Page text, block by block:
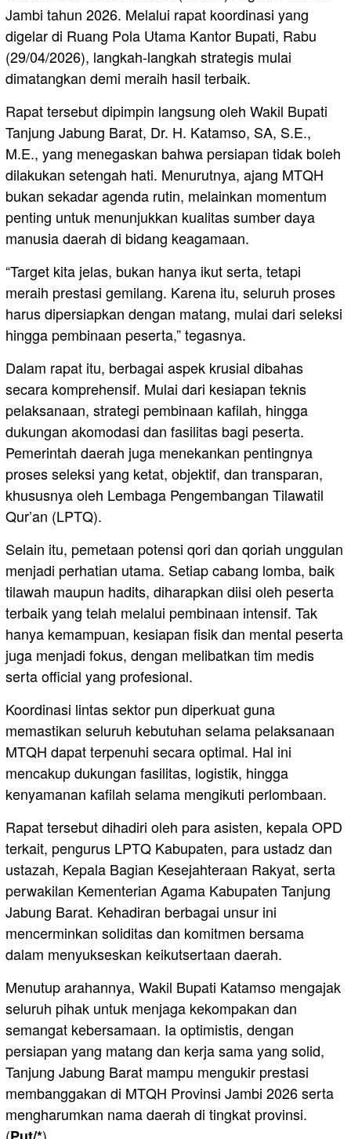
Jambi tahun 2026. Melalui rapat koordinasi yang
digelar di Ruang Pola Utama Kantor Bupati, Rabu
(29/04/2026), langkah-langkah strategis mulai
dimatangkan demi meraih hasil terbaik.
Rapat tersebut dipimpin langsung oleh Wakil Bupati
Tanjung Jabung Barat, Dr. H. Katamso, SA, S.E.,
M.E., yang menegaskan bahwa persiapan tidak boleh
dilakukan setengah hati. Menurutnya, ajang MTQH
bukan sekadar agenda rutin, melainkan momentum
penting untuk menunjukkan kualitas sumber daya
manusia daerah di bidang keagamaan.
“Target kita jelas, bukan hanya ikut serta, tetapi
meraih prestasi gemilang. Karena itu, seluruh proses
harus dipersiapkan dengan matang, mulai dari seleksi
hingga pembinaan peserta,” tegasnya.
Dalam rapat itu, berbagai aspek krusial dibahas
secara komprehensif. Mulai dari kesiapan teknis
pelaksanaan, strategi pembinaan kafilah, hingga
dukungan akomodasi dan fasilitas bagi peserta.
Pemerintah daerah juga menekankan pentingnya
proses seleksi yang ketat, objektif, dan transparan,
khususnya oleh Lembaga Pengembangan Tilawatil
Qur’an (LPTQ).
Selain itu, pemetaan potensi qori dan qoriah unggulan
menjadi perhatian utama. Setiap cabang lomba, baik
tilawah maupun hadits, diharapkan diisi oleh peserta
terbaik yang telah melalui pembinaan intensif. Tak
hanya kemampuan, kesiapan fisik dan mental peserta
juga menjadi fokus, dengan melibatkan tim medis
serta official yang profesional.
Koordinasi lintas sektor pun diperkuat guna
memastikan seluruh kebutuhan selama pelaksanaan
MTQH dapat terpenuhi secara optimal. Hal ini
mencakup dukungan fasilitas, logistik, hingga
kenyamanan kafilah selama mengikuti perlombaan.
Rapat tersebut dihadiri oleh para asisten, kepala OPD
terkait, pengurus LPTQ Kabupaten, para ustadz dan
ustazah, Kepala Bagian Kesejahteraan Rakyat, serta
perwakilan Kementerian Agama Kabupaten Tanjung
Jabung Barat. Kehadiran berbagai unsur ini
mencerminkan soliditas dan komitmen bersama
dalam menyukseskan keikutsertaan daerah.
Menutup arahannya, Wakil Bupati Katamso mengajak
seluruh pihak untuk menjaga kekompakan dan
semangat kebersamaan. Ia optimistis, dengan
persiapan yang matang dan kerja sama yang solid,
Tanjung Jabung Barat mampu mengukir prestasi
membanggakan di MTQH Provinsi Jambi 2026 serta
mengharumkan nama daerah di tingkat provinsi.